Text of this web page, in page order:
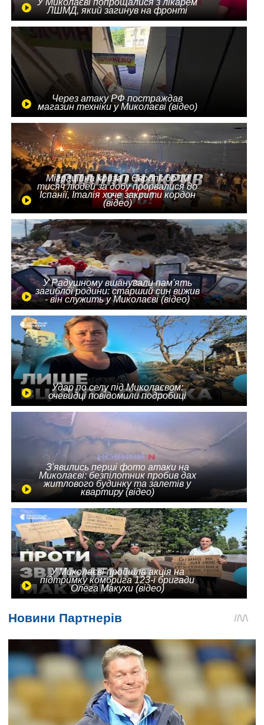
У Миколаєві попрощалися з лікарем
ЛШМД, який загинув на фронті
Через атаку РФ постраждав
магазин техніки у Миколаєві (відео)
Міграційна криза в Європі: до 10
тисяч людей за добу прорвалися до
Іспанії, Італія хоче закрити кордон
(відео)
У Радушному вшанували пам'ять
загиблої родини: старший син вижив
- він служить у Миколаєві (відео)
Удар по селу під Миколаєвом:
очевидці повідомили подробиці
З'явились перші фото атаки на
Миколаєві: безпілотник пробив дах
житлового будинку та залетів у
квартиру (відео)
У Миколаєві пройшла акція на
підтримку комбрига 123-ї бригади
Олега Макухи (відео)